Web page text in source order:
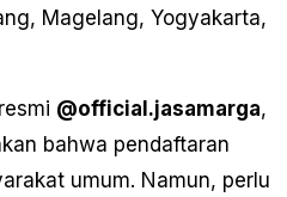
Magelang, Yogyakarta,
@official.jasamarga,
bahwa pendaftaran
umum. Namun, perlu